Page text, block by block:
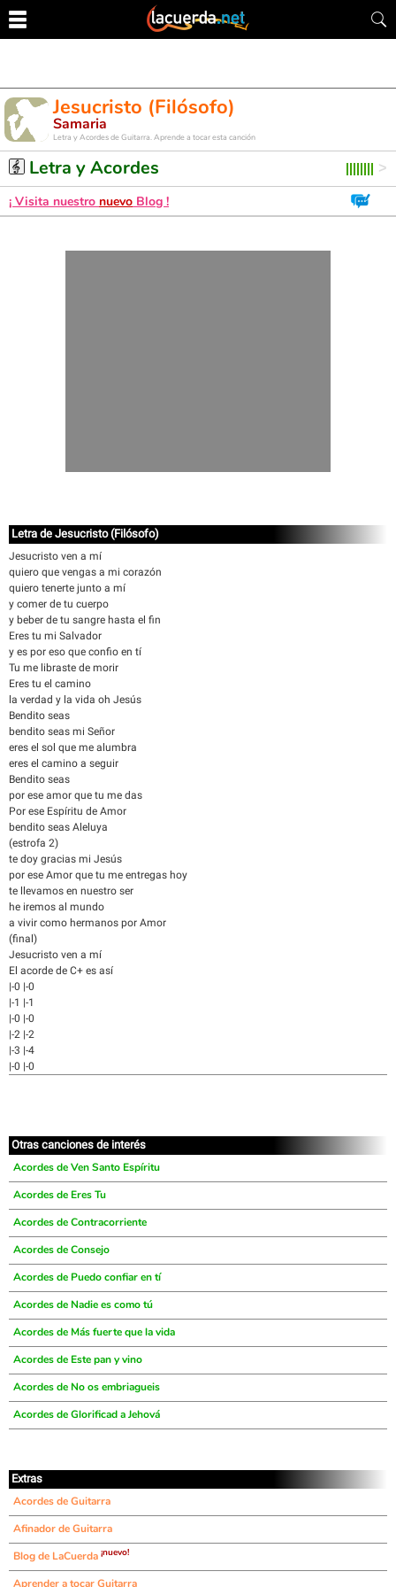
Jesucristo (Filósofo)
Samaria
Letra y Acordes de Guitarra. Aprende a tocar esta canción
Letra y Acordes
¡ Visita nuestro nuevo Blog !
Letra de Jesucristo (Filósofo)
Jesucristo ven a mí
quiero que vengas a mi corazón
quiero tenerte junto a mí
y comer de tu cuerpo
y beber de tu sangre hasta el fin
Eres tu mi Salvador
y es por eso que confio en tí
Tu me libraste de morir
Eres tu el camino
la verdad y la vida oh Jesús
Bendito seas
bendito seas mi Señor
eres el sol que me alumbra
eres el camino a seguir
Bendito seas
por ese amor que tu me das
Por ese Espíritu de Amor
bendito seas Aleluya
(estrofa 2)
te doy gracias mi Jesús
por ese Amor que tu me entregas hoy
te llevamos en nuestro ser
he iremos al mundo
a vivir como hermanos por Amor
(final)
Jesucristo ven a mí
El acorde de C+ es así
|-0 |-0
|-1 |-1
|-0 |-0
|-2 |-2
|-3 |-4
|-0 |-0
Otras canciones de interés
Acordes de Ven Santo Espíritu
Acordes de Eres Tu
Acordes de Contracorriente
Acordes de Consejo
Acordes de Puedo confiar en tí
Acordes de Nadie es como tú
Acordes de Más fuerte que la vida
Acordes de Este pan y vino
Acordes de No os embriagueis
Acordes de Glorificad a Jehová
Extras
Acordes de Guitarra
Afinador de Guitarra
Blog de LaCuerda ¡nuevo!
Aprender a tocar Guitarra